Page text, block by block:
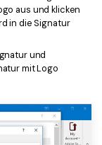
aus und klicken
in die Signatur
und
mit Logo